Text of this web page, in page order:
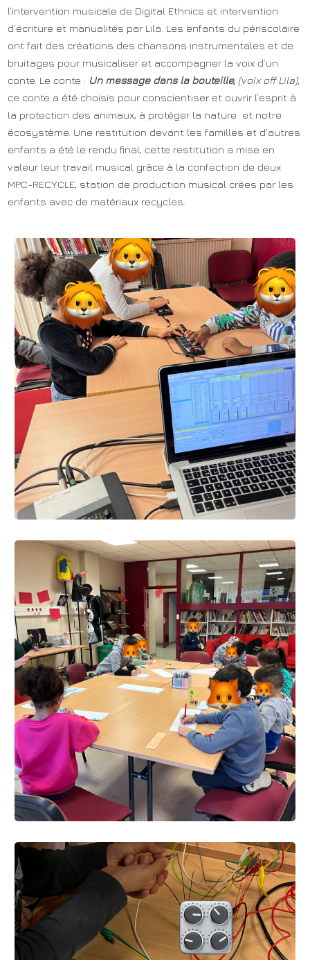
l’intervention musicale de Digital Ethnics et intervention
d’écriture et manualités par Lila. Les enfants du périscolaire
ont fait des créations des chansons instrumentales et de
bruitages pour musicaliser et accompagner la voix d’un
conte. Le conte : Un message dans la bouteille, (voix off Lila),
ce conte a été choisis pour conscientiser et ouvrir l’esprit à
la protection des animaux, à protéger la nature et notre
écosystème. Une restitution devant les familles et d’autres
enfants a été le rendu final, cette restitution a mise en
valeur leur travail musical grâce à la confection de deux
MPC-RECYCLE, station de production musical crées par les
enfants avec de matériaux recycles.